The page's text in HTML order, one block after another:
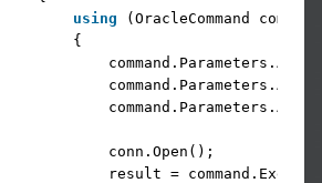
using
(OracleCommand
{
command.Parameters.Add(
command.Parameters.Add(
command.Parameters.Add(
conn.Open();
result =